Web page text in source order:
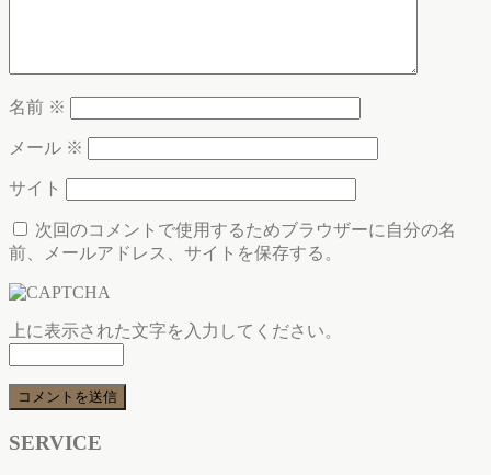
名前 ※
メール ※
サイト
次回のコメントで使用するためブラウザーに自分の名
前、メールアドレス、サイトを保存する。
上に表示された文字を入力してください。
SERVICE